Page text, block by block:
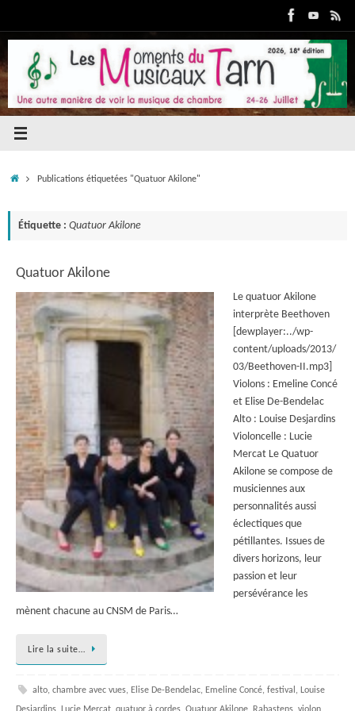
contenu
AccueilPublications étiquetées "Quatuor Akilone"
Étiquette : Quatuor Akilone
Quatuor Akilone
Le quatuor Akilone
interprète Beethoven
[dewplayer:../wp-
content/uploads/2013/
03/Beethoven-II.mp3]
Violons : Emeline Concé
et Elise De-Bendelac
Alto : Louise Desjardins
Violoncelle : Lucie
Mercat Le Quatuor
Akilone se compose de
musiciennes aux
personnalités aussi
éclectiques que
pétillantes. Issues de
divers horizons, leur
passion et leur
persévérance les
mènent chacune au CNSM de Paris…
Lire la suite…
alto, chambre avec vues, Elise De-Bendelac, Emeline Concé, festival , Louise
Desjardins
Lucie Mercat quatuor à cordes Quatuor Akilone Rabastens violon